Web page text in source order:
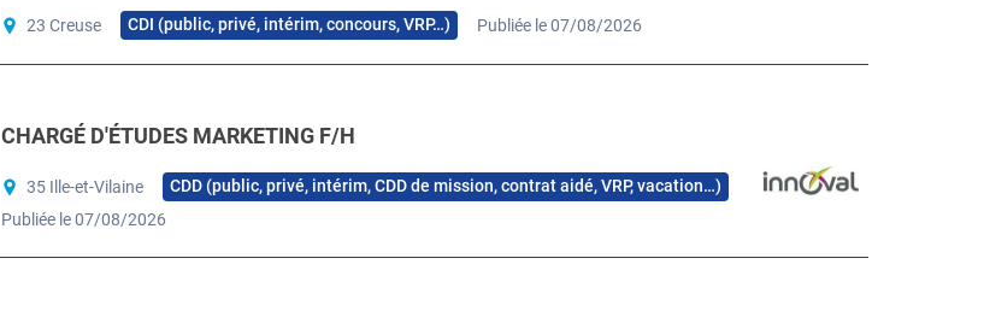
23 Creuse CDI (public, privé, intérim, concours, VRP…) Publiée le 07/08/2026
CHARGÉ D'ÉTUDES MARKETING F/H
35 Ille-et-Vilaine
CDD (public, privé, intérim, CDD de mission, contrat aidé, VRP, vacation…)
Publiée le 07/08/2026